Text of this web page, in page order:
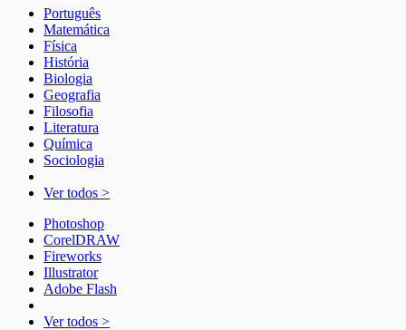
Português
Matemática
Física
História
Biologia
Geografia
Filosofia
Literatura
Química
Sociologia
Ver todos >
Photoshop
CorelDRAW
Fireworks
Illustrator
Adobe Flash
Ver todos >